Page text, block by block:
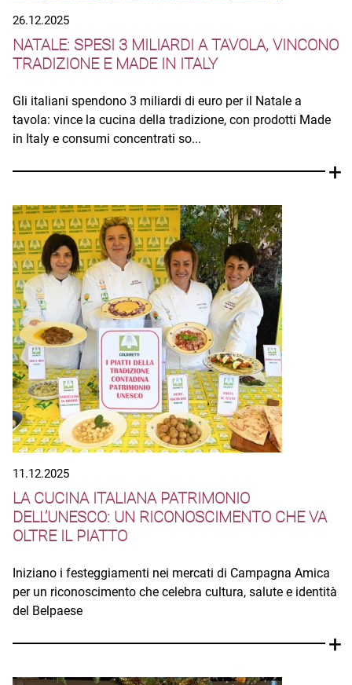
26.12.2025
NATALE: SPESI 3 MILIARDI A TAVOLA, VINCONO
TRADIZIONE E MADE IN ITALY
Gli italiani spendono 3 miliardi di euro per il Natale a
tavola: vince la cucina della tradizione, con prodotti Made
in Italy e consumi concentrati so...
11.12.2025
LA CUCINA ITALIANA PATRIMONIO
DELL’UNESCO: UN RICONOSCIMENTO CHE VA
OLTRE IL PIATTO
Iniziano i festeggiamenti nei mercati di Campagna Amica
per un riconoscimento che celebra cultura, salute e identità
del Belpaese